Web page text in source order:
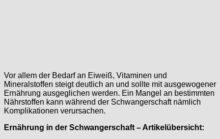
Vor allem der Bedarf an Eiweiß, Vitaminen und
Mineralstoffen steigt deutlich an und sollte mit ausgewogener
Ernährung ausgeglichen werden. Ein Mangel an bestimmten
Nährstoffen kann während der Schwangerschaft nämlich
Komplikationen verursachen.
Ernährung in der Schwangerschaft – Artikelübersicht: